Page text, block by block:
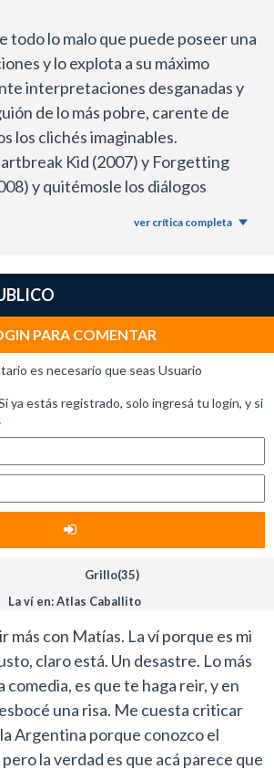
todo lo malo que puede poseer una
y lo explota a su máximo
interpretaciones desganadas y
de lo más pobre, carente de
los clichés imaginables.
Kid (2007) y Forgetting
y quitémosle los diálogos
decir que este estreno es un
Akerman, y Jason Segel y Mila
pero disminuida a su mínima
dejamos por un segundo de lado
dirección, las actuaciones y el guión,
tiene pinta de trucha y que se
en honorarios o bien no supieron
se note en la pantalla.
Roberto Santiago lleva a su cargo
y no logra generar un buen
los paisajes naturales del lugar
Además, sin duda un estudiante
una mejor edición.
los menos homogéneos y carentes
en el cine en años. Un
Cabré no puede hacer que
de su personaje coincidan
Gusman, quien seguramente va a
ver crítica completa
PARA COMENTAR
es necesario que seas Usuario
ya estás registrado, solo ingresá tu login, y si
Grillo(35)
La ví en: Atlas Caballito
más con Matías. La ví porque es mi
claro está. Un desastre. Lo más
es que te haga reir, y en
una risa. Me cuesta criticar
Argentina porque conozco el
la verdad es que acá parece que